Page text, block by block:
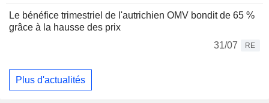
Le bénéfice trimestriel de l'autrichien OMV bondit de 65 %
grâce à la hausse des prix
31/07
RE
Plus d'actualités